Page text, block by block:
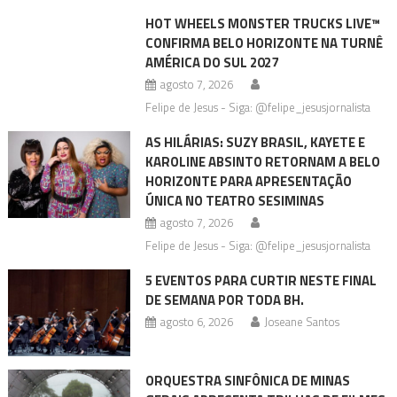
HOT WHEELS MONSTER TRUCKS LIVE™
CONFIRMA BELO HORIZONTE NA TURNÊ
AMÉRICA DO SUL 2027
agosto 7, 2026
Felipe de Jesus - Siga: @felipe_jesusjornalista
AS HILÁRIAS: SUZY BRASIL, KAYETE E
KAROLINE ABSINTO RETORNAM A BELO
HORIZONTE PARA APRESENTAÇÃO
ÚNICA NO TEATRO SESIMINAS
agosto 7, 2026
Felipe de Jesus - Siga: @felipe_jesusjornalista
5 EVENTOS PARA CURTIR NESTE FINAL
DE SEMANA POR TODA BH.
agosto 6, 2026 Joseane Santos
ORQUESTRA SINFÔNICA DE MINAS